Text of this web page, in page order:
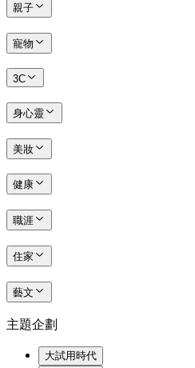
親子
寵物
3C
身心靈
美妝
健康
職涯
住家
藝文
主題企劃
大試用時代